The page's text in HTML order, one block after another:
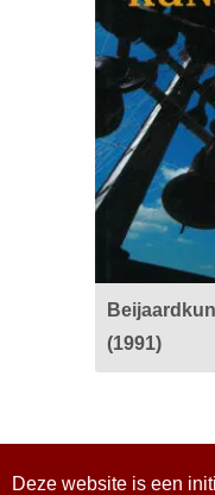
(1991)
Deze website is een